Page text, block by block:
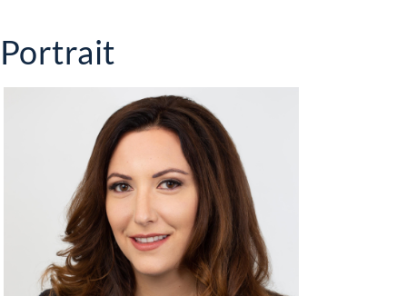
Portrait